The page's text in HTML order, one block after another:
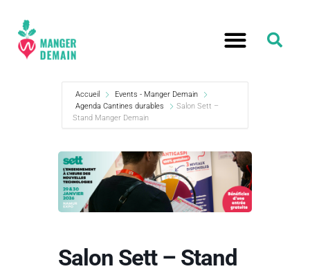
Accueil
Events - Manger Demain
Agenda Cantines durables
Salon Sett –
Stand Manger Demain
Salon Sett – Stand